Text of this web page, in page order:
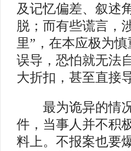
及记忆偏差、叙述
脱；而有些谎言，
里”，在本应极为
误导，恐怕就无法
大折扣，甚至直接
最为诡异的情况
件，当事人并不积
料上。不报案也要